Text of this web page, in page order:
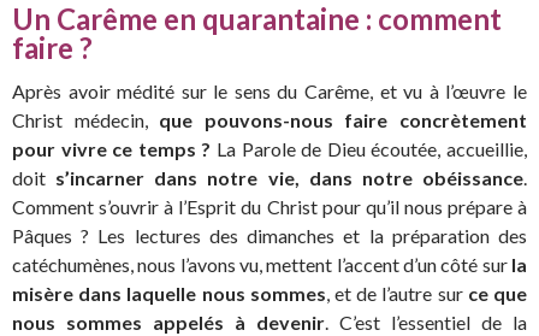
Un Carême en quarantaine : comment
faire ?
Après avoir médité sur le sens du Carême, et vu à l’œuvre le
Christ médecin, que pouvons-nous faire concrètement
pour vivre ce temps ? La Parole de Dieu écoutée, accueillie,
doit s’incarner dans notre vie, dans notre obéissance.
Comment s’ouvrir à l’Esprit du Christ pour qu’il nous prépare à
Pâques ? Les lectures des dimanches et la préparation des
catéchumènes, nous l’avons vu, mettent l’accent d’un côté surla
misère dans laquelle nous sommes, et de l’autre sur ce que
nous sommes appelés à devenir. C’est l’essentiel de la